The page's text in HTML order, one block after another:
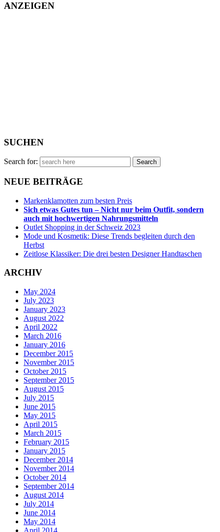
ANZEIGEN
SUCHEN
Search for:
NEUE BEITRÄGE
Markenklamotten zum besten Preis
Sich etwas Gutes tun – Nicht nur beim Outfit, sondern
auch mit hochwertigen Nahrungsmitteln
Outlet Shopping in der Schweiz 2023
Mode und Kosmetik: Diese Trends begleiten durch den
Herbst
Zeitlose Klassiker: Die drei besten Designer Handtaschen
ARCHIV
May 2024
July 2023
January 2023
August 2022
April 2022
March 2016
January 2016
December 2015
November 2015
October 2015
September 2015
August 2015
July 2015
June 2015
May 2015
April 2015
March 2015
February 2015
January 2015
December 2014
November 2014
October 2014
September 2014
August 2014
July 2014
June 2014
May 2014